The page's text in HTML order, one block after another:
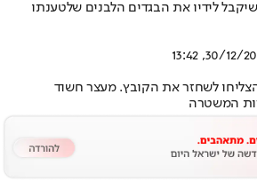
לידיו את הבגדים הלבנים שלטענתו
30/12/2025,
הצליחו לשחזר את הקובץ. מעצר חשוד
המשטרה